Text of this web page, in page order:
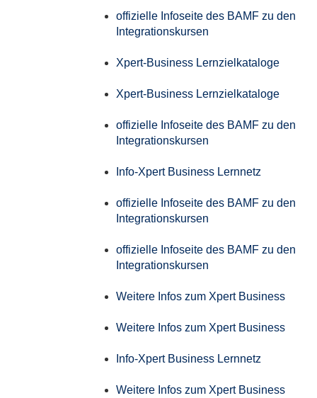
offizielle Infoseite des BAMF zu den
Integrationskursen
Xpert-Business Lernzielkataloge
Xpert-Business Lernzielkataloge
offizielle Infoseite des BAMF zu den
Integrationskursen
Info-Xpert Business Lernnetz
offizielle Infoseite des BAMF zu den
Integrationskursen
offizielle Infoseite des BAMF zu den
Integrationskursen
Weitere Infos zum Xpert Business
Weitere Infos zum Xpert Business
Info-Xpert Business Lernnetz
Weitere Infos zum Xpert Business